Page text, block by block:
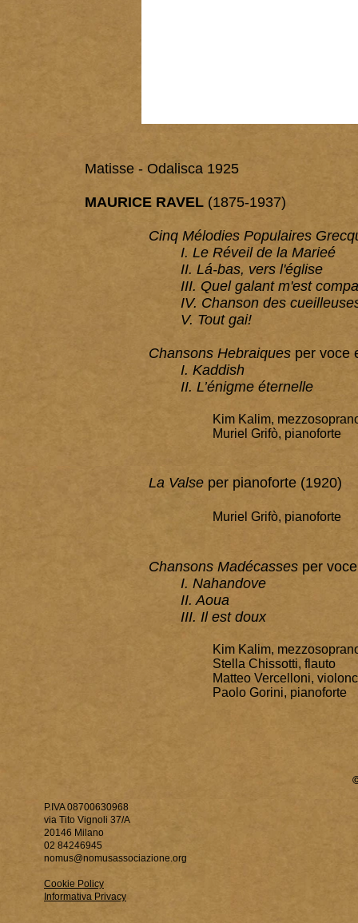
Matisse - Odalisca 1925
MAURICE RAVEL (1875-1937)
Cinq Mélodies Populaires
I. Le Réveil de la Marieé
II. Lá-bas, vers l'église
III. Quel galant m'est
IV. Chanson des
V. Tout gai!
Chansons Hebraiques per voce
I. Kaddish
II. L’énigme éternelle
Kim Kalim,
Muriel Grifò, pianoforte
La Valse per pianoforte (1920)
Muriel Grifò, pianoforte
Chansons Madécasses per
I. Nahandove
II. Aoua
III. Il est doux
Kim Kalim,
Stella Chissotti, flauto
Matteo Vercelloni,
Paolo Gorini, pianoforte
P.IVA 08700630968
via Tito Vignoli 37/A
20146 Milano
02 84246945
nomus@nomusassociazione.org
Cookie Policy
Informativa Privacy